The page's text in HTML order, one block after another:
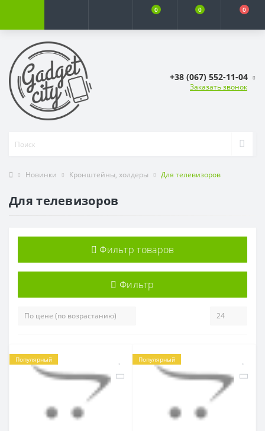
0 0 0
+38 (067) 552-11-04
Заказать звонок
Новинки Кронштейны, холдеры Для телевизоров
Для телевизоров
Фильтр товаров
Фильтр
Популярный Популярный